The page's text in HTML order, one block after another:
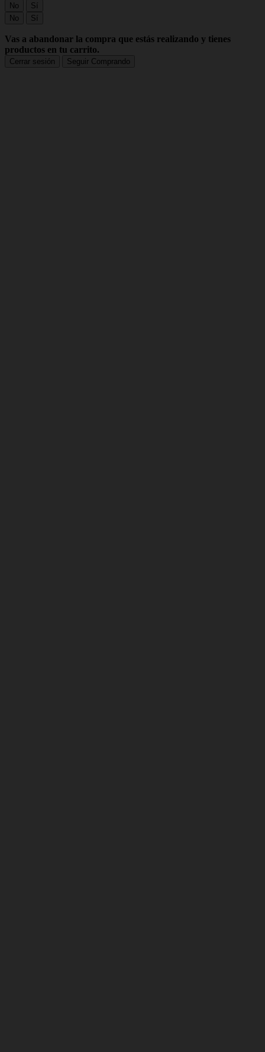
No
Sí
No
Sí
Vas a abandonar la compra que estás realizando y tienes
productos en tu carrito.
Cerrar sesión Seguir Comprando